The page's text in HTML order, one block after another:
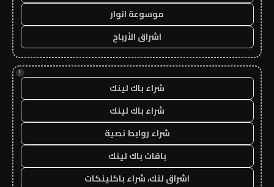
موسوعة انوار
اشراق الأرباح
!
شراء باك لينك
شراء باك لينك
شراء روابط نصية
باقات باك لينك
اشراق لنك، شراء باكلينكات